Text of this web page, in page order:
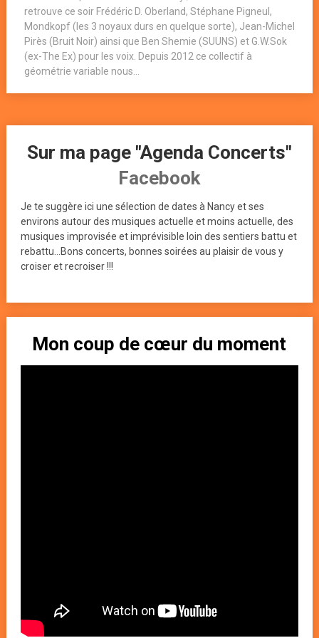
retrouve ce soir Frédéric D. Oberland, Stéphane Pigneul,
Mondkopf (les 3 noyaux durs en quelque sorte), Jean-Michel
Pirès (Bruit Noir) ainsi que Ben Shemie (SUUNS) et G.W.Sok
(ex-The Ex) pour les voix. Depuis 2012 ce collectif à
géométrie variable nous...
Sur ma page "Agenda Concerts"
Facebook
Je te suggère ici une sélection de dates à Nancy et ses
environs autour des musiques actuelle et moins actuelle, des
musiques improvisée et imprévisible loin des sentiers battu et
rebattu...Bons concerts, bonnes soirées au plaisir de vous y
croiser et recroiser !!!
Mon coup de cœur du moment